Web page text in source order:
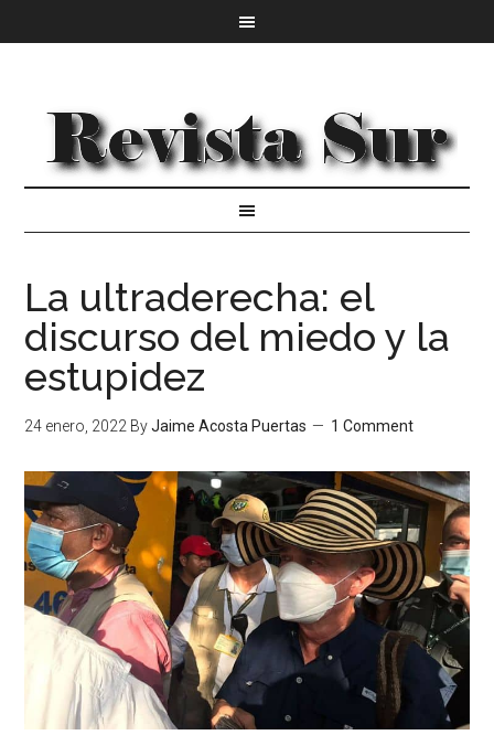
La ultraderecha: el
discurso del miedo y la
estupidez
24 enero, 2022 ByJaime Acosta Puertas 1 Comment